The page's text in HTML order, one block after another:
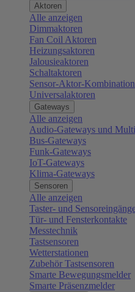
Aktoren
Alle anzeigen
Dimmaktoren
Fan Coil Aktoren
Heizungsaktoren
Jalousieaktoren
Schaltaktoren
Sensor-Aktor-
Universalaktoren
Gateways
Alle anzeigen
Audio-Gateways und
Bus-Gateways
Funk-Gateways
IoT-Gateways
Klima-Gateways
Sensoren
Alle anzeigen
Taster- und
Tür- und Fensterkontakte
Messtechnik
Tastsensoren
Wetterstationen
Zubehör Tastsensoren
Smarte Bewegungsmelder
Smarte Präsenzmelder